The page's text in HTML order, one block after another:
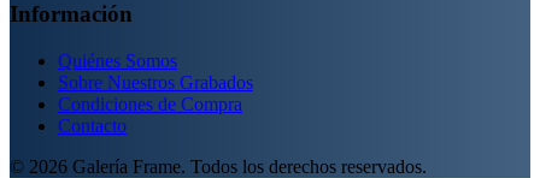
Información
Quiénes Somos
Sobre Nuestros Grabados
Condiciones de Compra
Contacto
© 2026 Galería Frame. Todos los derechos reservados.